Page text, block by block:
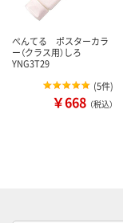
ぺんてる ポスターカラ
ー（クラス用）しろ
YNG3T29
(5件)
￥668 （税込）